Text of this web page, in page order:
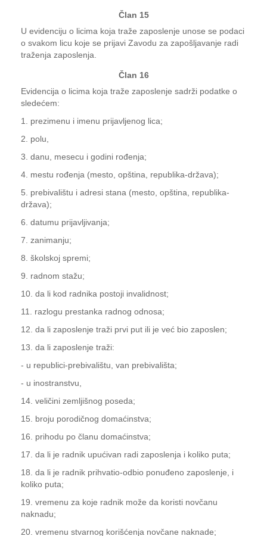
Član 15
U evidenciju o licima koja traže zaposlenje unose se podaci
o svakom licu koje se prijavi Zavodu za zapošljavanje radi
traženja zaposlenja.
Član 16
Evidencija o licima koja traže zaposlenje sadrži podatke o
sledećem:
1. prezimenu i imenu prijavljenog lica;
2. polu,
3. danu, mesecu i godini rođenja;
4. mestu rođenja (mesto, opština, republika-država);
5. prebivalištu i adresi stana (mesto, opština, republika-
država);
6. datumu prijavljivanja;
7. zanimanju;
8. školskoj spremi;
9. radnom stažu;
10. da li kod radnika postoji invalidnost;
11. razlogu prestanka radnog odnosa;
12. da li zaposlenje traži prvi put ili je već bio zaposlen;
13. da li zaposlenje traži:
- u republici-prebivalištu, van prebivališta;
- u inostranstvu,
14. veličini zemljišnog poseda;
15. broju porodičnog domaćinstva;
16. prihodu po članu domaćinstva;
17. da li je radnik upućivan radi zaposlenja i koliko puta;
18. da li je radnik prihvatio-odbio ponuđeno zaposlenje, i
koliko puta;
19. vremenu za koje radnik može da koristi novčanu
naknadu;
20. vremenu stvarnog korišćenja novčane naknade;